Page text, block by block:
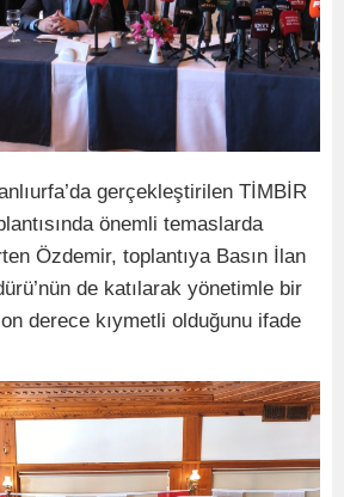
gerçekleştirilen TİMBİR
önemli temaslarda
Özdemir, toplantıya Basın İlan
de katılarak yönetimle bir
derece kıymetli olduğunu ifade